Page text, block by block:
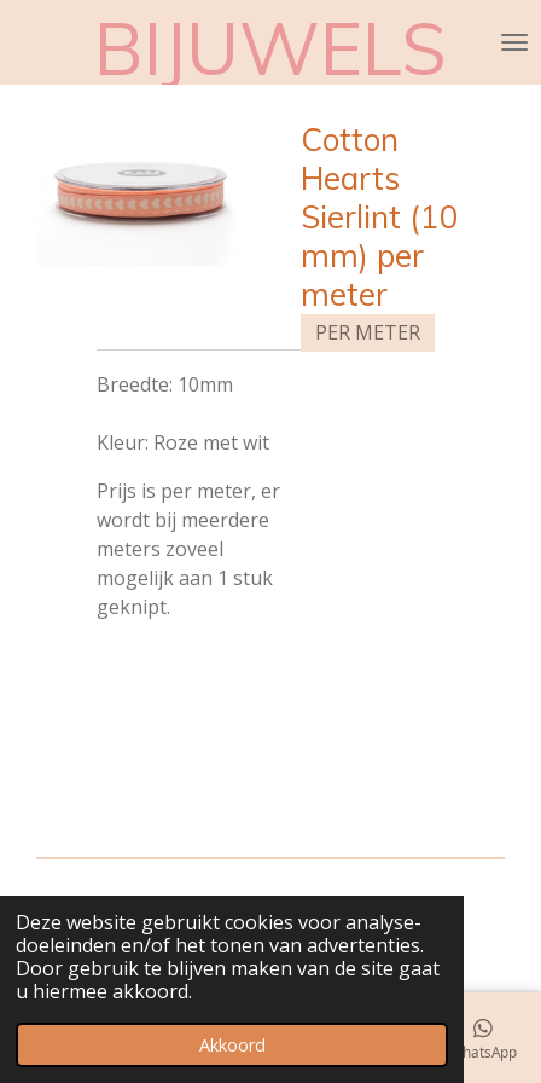
Deze website gebruikt cookies voor analyse-
doeleinden en/of het tonen van advertenties.
Door gebruik te blijven maken van de site gaat
u hiermee akkoord.
Akkoord
naar
BIJUWELS
Cotton
Hearts
Sierlint (10
mm) per
meter
PER METER
Breedte: 10mm
Kleur: Roze met wit
Prijs is per meter, er
wordt bij meerdere
meters zoveel
mogelijk aan 1 stuk
geknipt.
© 2018 - 2026 bijuwels
Telefoonnummer WhatsApp